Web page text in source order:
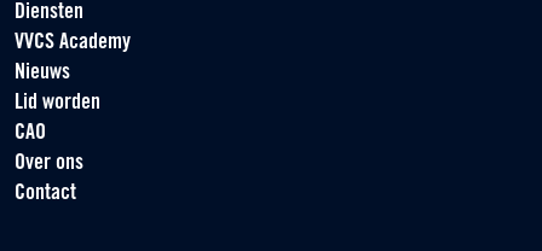
Diensten
VVCS Academy
Nieuws
Lid worden
CAO
Over ons
Contact